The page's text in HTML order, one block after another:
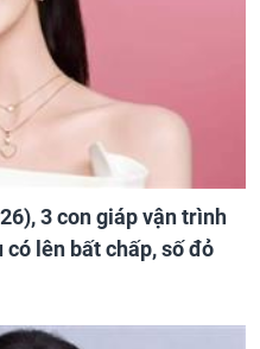
3 con giáp vận trình
có lên bất chấp, số đỏ